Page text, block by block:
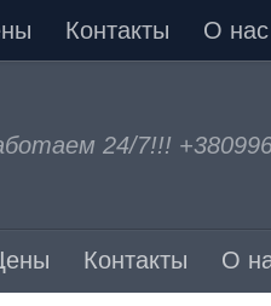
Контакты О нас
24/7!!!
Контакты О